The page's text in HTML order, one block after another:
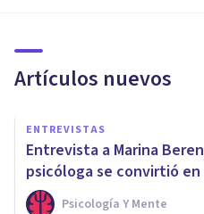
Artículos nuevos
ENTREVISTAS
Entrevista a Marina
psicóloga se convirtió
Psicología Y Mente